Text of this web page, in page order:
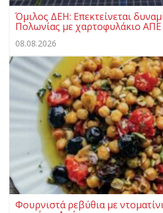
Όμιλος ΔΕΗ: Επεκτείνεται
Πολωνίας με χαρτοφυλάκιο
08.08.2026
Φουρνιστά ρεβύθια με